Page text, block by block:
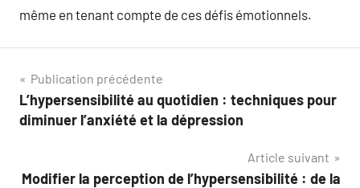
même en tenant compte de ces défis émotionnels.
Navigation
de
Publication précédente
L’hypersensibilité au quotidien : techniques pour
diminuer l’anxiété et la dépression
Article suivant
Modifier la perception de l’hypersensibilité : de la